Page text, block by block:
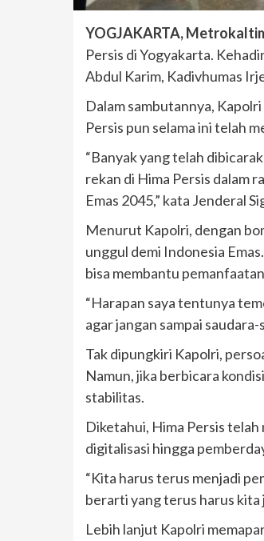
YOGJAKARTA,
Persis di Yogyakarta.
Abdul Karim, Kadivhumas
Dalam sambutannya,
Persis pun selama ini telah
“Banyak yang telah
rekan di Hima Persis dalam
Emas 2045,” kata Jenderal
Menurut Kapolri, dengan
unggul demi Indonesia
bisa membantu
“Harapan saya tentunya
agar jangan sampai
Tak dipungkiri Kapolri,
Namun, jika berbicara
stabilitas.
Diketahui, Hima Persis
digitalisasi hingga
“Kita harus terus menjadi
berarti yang terus harus kita
Lebih lanjut Kapolri